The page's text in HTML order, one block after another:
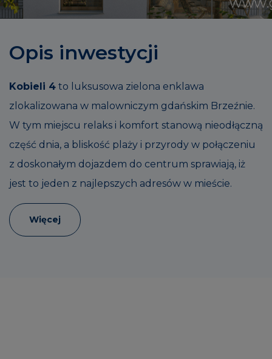
Opis inwestycji
Kobieli 4 to luksusowa zielona enklawa
zlokalizowana w malowniczym gdańskim Brzeźnie.
W tym miejscu relaks i komfort stanową nieodłączną
część dnia, a bliskość plaży i przyrody w połączeniu
z doskonałym dojazdem do centrum sprawiają, iż
jest to jeden z najlepszych adresów w mieście.
Więcej